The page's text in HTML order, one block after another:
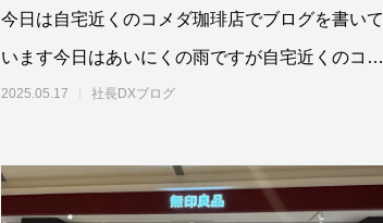
今日は自宅近くのコメダ珈琲店でブログを書いて
います今日はあいにくの雨ですが自宅近くのコメ
ダでブログを書いています。
2025.05.17 社長DXブログ